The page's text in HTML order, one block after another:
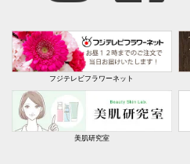
フジテレビフラワーネット
美肌研究室